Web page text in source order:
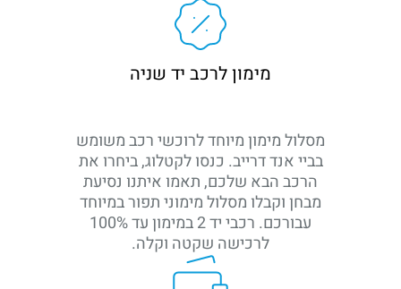
מימון לרכב יד שניה
מסלול מימון מיוחד לרוכשי רכב משומש
בביי אנד דרייב. כנסו לקטלוג, ביחרו את
הרכב הבא שלכם, תאמו איתנו נסיעת
מבחן וקבלו מסלול מימוני תפור במיוחד
עבורכם. רכבי יד 2 במימון עד 100%
לרכישה שקטה וקלה.